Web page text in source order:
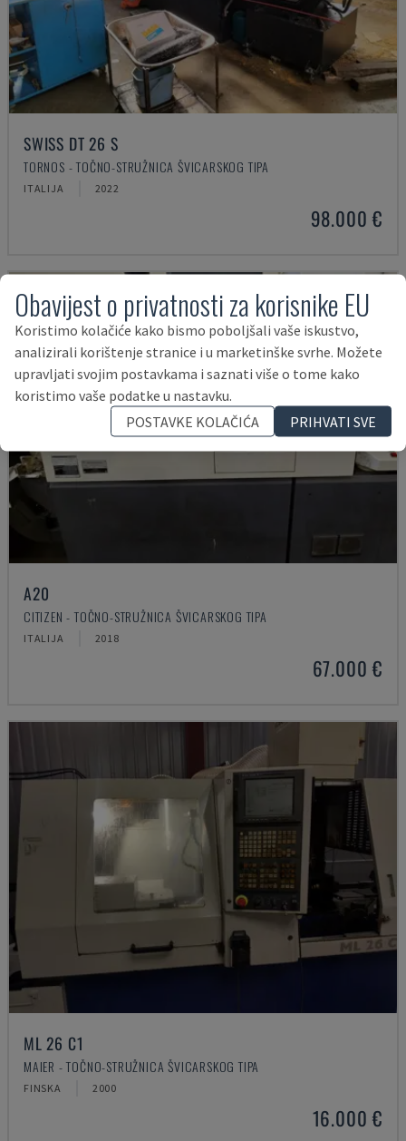
SWISS DT 26 S
TORNOS - TOČNO-STRUŽNICA ŠVICARSKOG TIPA
ITALIJA 2022
98.000 €
A20
CITIZEN - TOČNO-STRUŽNICA ŠVICARSKOG TIPA
ITALIJA 2018
67.000 €
ML 26 C1
MAIER - TOČNO-STRUŽNICA ŠVICARSKOG TIPA
FINSKA 2000
16.000 €
Obavijest o privatnosti za korisnike EU
Koristimo kolačiće kako bismo poboljšali vaše iskustvo,
analizirali korištenje stranice i u marketinške svrhe. Možete
upravljati svojim postavkama i saznati više o tome kako
koristimo vaše podatke u nastavku.
POSTAVKE KOLAČIĆA
PRIHVATI SVE